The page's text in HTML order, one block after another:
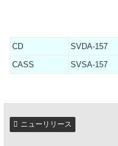
CD SVDA-157
CASS
SVSA-157
ニューリリース